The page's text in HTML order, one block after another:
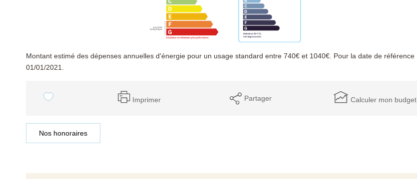
Montant estimé des dépenses annuelles d'énergie pour un usage standard entre 740€ et 1040€. Pour la date de référence
01/01/2021.
Imprimer Partager Calculer mon budget
Nos honoraires